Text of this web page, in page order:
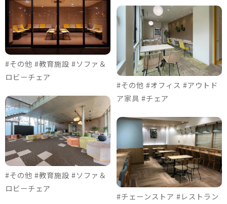
#その他 #教育施設 #ソファ＆
ロビーチェア
#その他 #教育施設 #ソファ＆
ロビーチェア
#その他 #オフィス #アウトド
ア家具 #チェア
#チェーンストア #レストラン